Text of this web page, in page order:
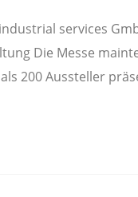
services
Die Messe
200 Aussteller